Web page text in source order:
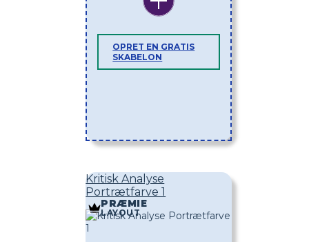
OPRET EN GRATIS
SKABELON
Kritisk Analyse
Portrætfarve 1
PRÆMIE
LAYOUT